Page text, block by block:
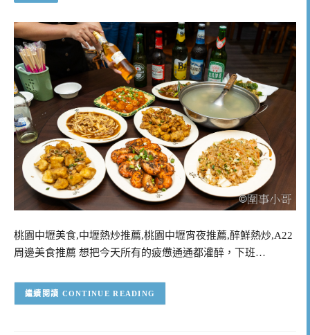
桃園中壢美食,中壢熱炒推薦,桃園中壢宵夜推薦,醉鮮熱炒,A22
周邊美食推薦 想把今天所有的疲憊通通都灌醉，下班…
CONTINUE READING